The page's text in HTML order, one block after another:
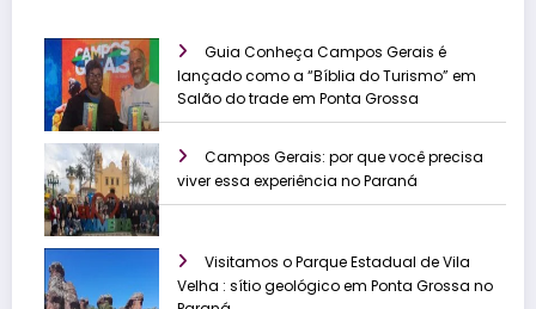
Guia Conheça Campos Gerais é
lançado como a “Bíblia do Turismo” em
Salão do trade em Ponta Grossa
Campos Gerais: por que você precisa
viver essa experiência no Paraná
Visitamos o Parque Estadual de Vila
Velha : sítio geológico em Ponta Grossa no